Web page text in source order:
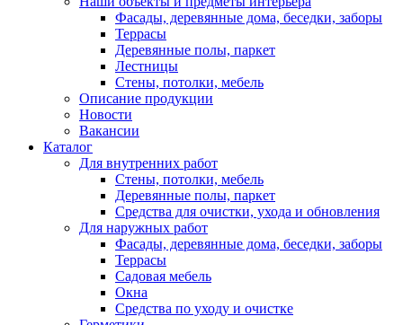
Фасады, деревянные дома, беседки, заборы
Террасы
Деревянные полы, паркет
Лестницы
Стены, потолки, мебель
Описание продукции
Новости
Вакансии
Каталог
Для внутренних работ
Стены, потолки, мебель
Деревянные полы, паркет
Средства для очистки, ухода и обновления
Для наружных работ
Фасады, деревянные дома, беседки, заборы
Террасы
Садовая мебель
Окна
Средства по уходу и очистке